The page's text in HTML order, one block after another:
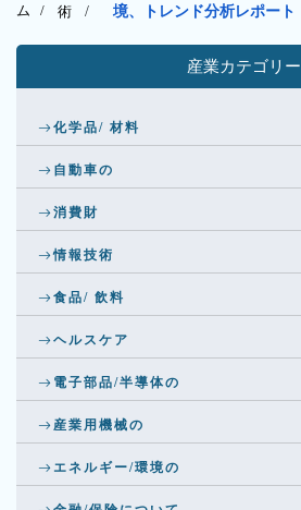
ム /
術 /
境、トレンド分析レポート
産業カテゴリー
化学品/ 材料
自動車の
消費財
情報技術
食品/ 飲料
ヘルスケア
電子部品/半導体の
産業用機械の
エネルギー/環境の